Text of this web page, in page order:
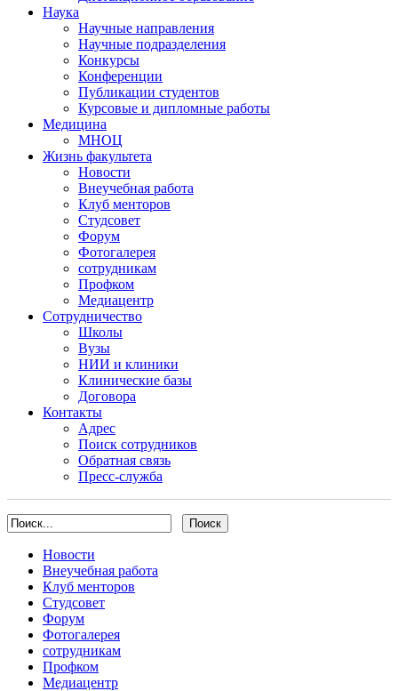
Наука
Научные направления
Научные подразделения
Конкурсы
Конференции
Публикации студентов
Курсовые и дипломные работы
Медицина
МНОЦ
Жизнь факультета
Новости
Внеучебная работа
Клуб менторов
Студсовет
Форум
Фотогалерея
сотрудникам
Профком
Медиацентр
Сотрудничество
Школы
Вузы
НИИ и клиники
Клинические базы
Договора
Контакты
Адрес
Поиск сотрудников
Обратная связь
Пресс-служба
Новости
Внеучебная работа
Клуб менторов
Студсовет
Форум
Фотогалерея
сотрудникам
Профком
Медиацентр